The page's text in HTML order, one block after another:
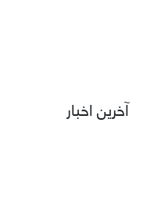
آخرین اخبار